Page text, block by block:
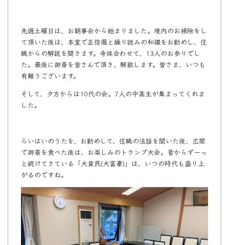
先週土曜日は、お朝事会から始まりました。境内のお掃除をし
て頂いた後は、本堂で正信偈と繰り読みの和讃をお勤めし、住
職からの解説を聞きます。寺族合わせて、13人のお参りでし
た。最後に御斎を皆さんで頂き、解散します。皆さま、いつも
有難うございます。
そして、夕方からは10代の会。7人の中高生が集まってくれま
した。
らいはいのうたを、お勤めして、住職の法話を聞いた後、広間
で御斎を食べた後は、お楽しみのトランプ大会。昔からずーっ
と続けてきている「大貧民(大富豪)」は、いつの時代も盛り上
がるのですね。